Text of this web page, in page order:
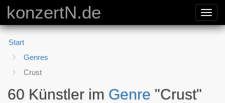
konzertN.de
Start
Genres
Crust
60 Künstler im Genre "Crust"